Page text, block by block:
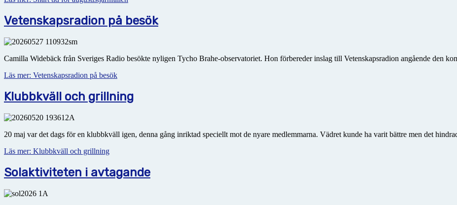
Vetenskapsradion på besök
Camilla Widebäck från Sveriges Radio besökte nyligen Tycho Brahe-observatoriet. Hon förbereder inslag till Vetenskapsradion angående den
Läs mer: Vetenskapsradion på besök
Klubbkväll och grillning
20 maj var det dags för en klubbkväll igen, denna gång inriktad speciellt mot de nyare medlemmarna. Vädret kunde ha varit bättre men det
Läs mer: Klubbkväll och grillning
Solaktiviteten i avtagande